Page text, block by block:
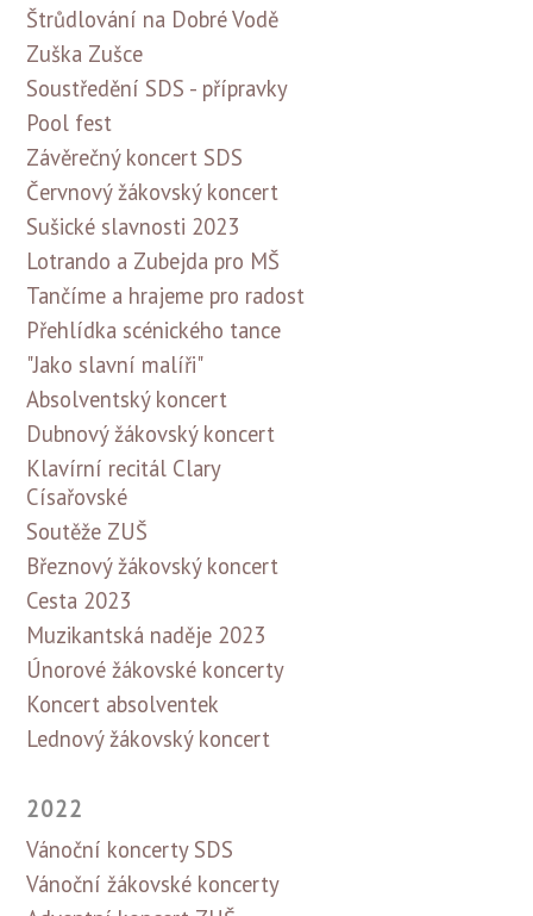
Štrůdlování na Dobré Vodě
Zuška Zušce
Soustředění SDS - přípravky
Pool fest
Závěrečný koncert SDS
Červnový žákovský koncert
Sušické slavnosti 2023
Lotrando a Zubejda pro MŠ
Tančíme a hrajeme pro radost
Přehlídka scénického tance
"Jako slavní malíři"
Absolventský koncert
Dubnový žákovský koncert
Klavírní recitál Clary
Císařovské
Soutěže ZUŠ
Březnový žákovský koncert
Cesta 2023
Muzikantská naděje 2023
Únorové žákovské koncerty
Koncert absolventek
Lednový žákovský koncert
2022
Vánoční koncerty SDS
Vánoční žákovské koncerty